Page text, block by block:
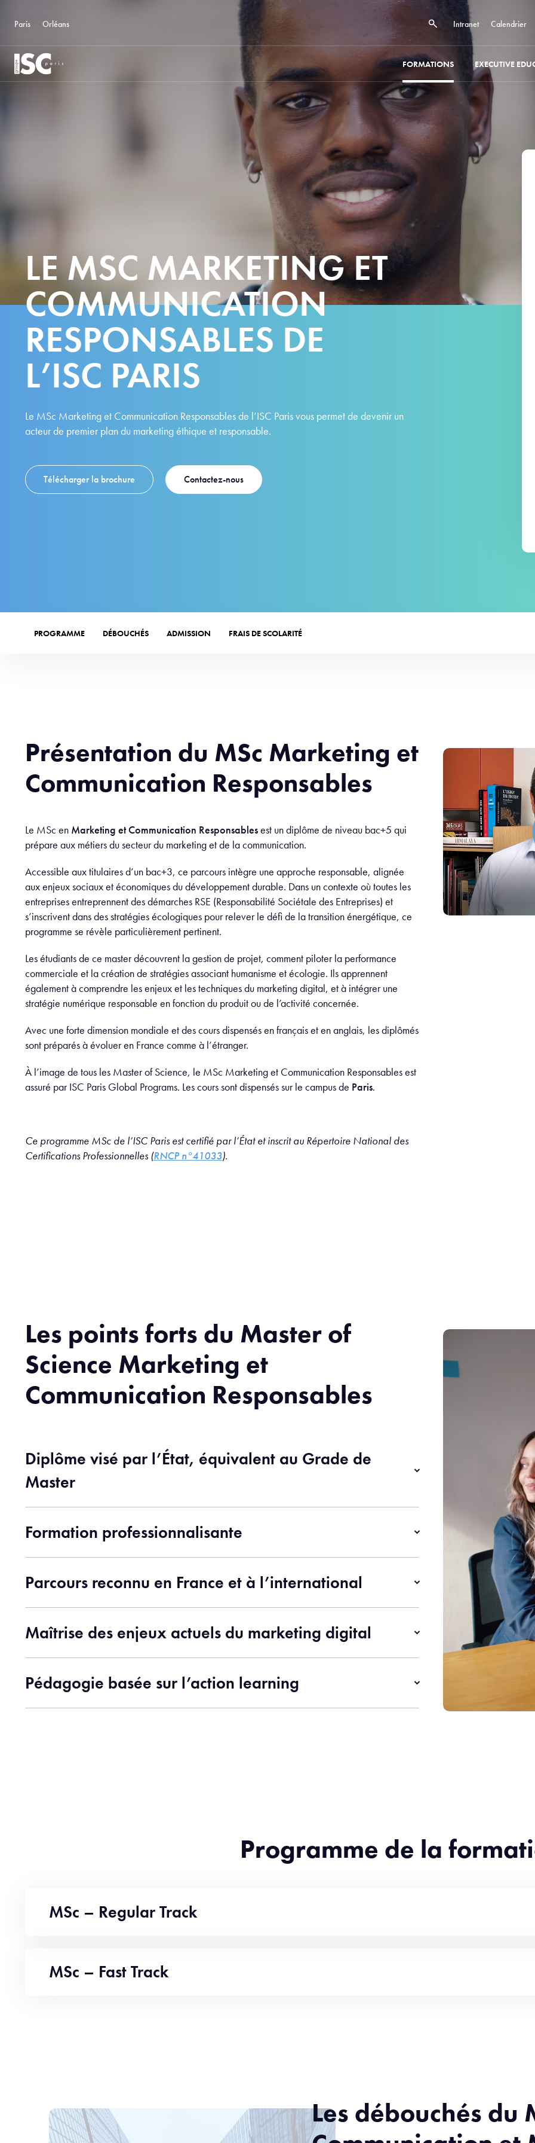
Paris Orléans Intranet Calendrier
FORMATIONS EXECUTIVE
LE MSC MARKETING ET
COMMUNICATION
RESPONSABLES DE
L’ISC PARIS
Le MSc Marketing et Communication Responsables de l’ISC Paris vous permet de devenir un
acteur de premier plan du marketing éthique et responsable.
Télécharger la brochure Contactez-nous
PROGRAMME DÉBOUCHÉS ADMISSION FRAIS DE SCOLARITÉ
Présentation du MSc Marketing et
Communication Responsables
Le MSc en Marketing et Communication Responsablesest un diplôme de niveau bac+5 qui
prépare aux métiers du secteur du marketing et de la communication.
Accessible aux titulaires d’un bac+3, ce parcours intègre une approche responsable, alignée
aux enjeux sociaux et économiques du développement durable. Dans un contexte où toutes les
entreprises entreprennent des démarches RSE (Responsabilité Sociétale des Entreprises) et
s’inscrivent dans des stratégies écologiques pour relever le défi de la transition énergétique, ce
programme se révèle particulièrement pertinent.
Les étudiants de ce master découvrent la gestion de projet, comment piloter la performance
commerciale et la création de stratégies associant humanisme et écologie. Ils apprennent
également à comprendre les enjeux et les techniques du marketing digital, et à intégrer une
stratégie numérique responsable en fonction du produit ou de l’activité concernée.
Avec une forte dimension mondiale et des cours dispensés en français et en anglais, les diplômés
sont préparés à évoluer en France comme à l’étranger.
À l’image de tous les Master of Science, le MSc Marketing et Communication Responsables est
assuré par ISC Paris Global Programs. Les cours sont dispensés sur le campus de Paris.
Ce programme MSc de l’ISC Paris est certifié par l’État et inscrit au Répertoire National des
Certifications Professionnelles (RNCP n°41033).
Les points forts du Master of
Science Marketing et
Communication Responsables
Diplôme visé par l’État, équivalent au Grade de
Master
Formation professionnalisante
Parcours reconnu en France et à l’international
Maîtrise des enjeux actuels du marketing digital
Pédagogie basée sur l’action learning
Programme de la
MSc – Regular Track
MSc – Fast Track
Les débouchés du